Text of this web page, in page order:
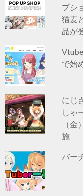
プシ
猫麦
品が
で始
にじ
しゃ
（
施
バー